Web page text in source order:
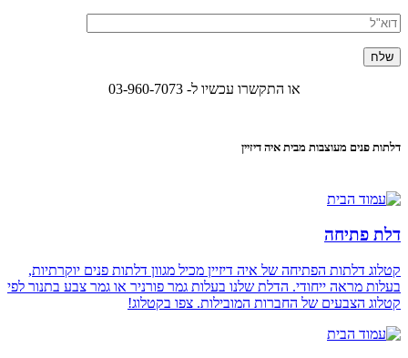
או התקשרו עכשיו ל- 03-960-7073
דלתות פנים מעוצבות מבית איה דיזיין
דלת פתיחה
קטלוג דלתות הפתיחה של איה דיזיין מכיל מגוון דלתות פנים יוקרתיות,
בעלות מראה ייחודי. הדלת שלנו בעלות גמר פורניר או גמר צבע בתנור לפי
קטלוג הצבעים של החברות המובילות. צפו בקטלוג!